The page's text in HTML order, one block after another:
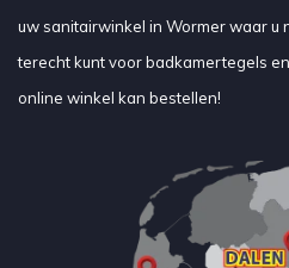
uw sanitairwinkel in Wormer waar u
terecht kunt voor badkamertegels
online winkel kan bestellen!